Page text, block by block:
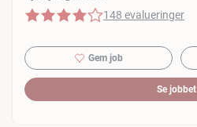
4 af 5 stjerner
148 evalueringer
Gem job
Se jobbet